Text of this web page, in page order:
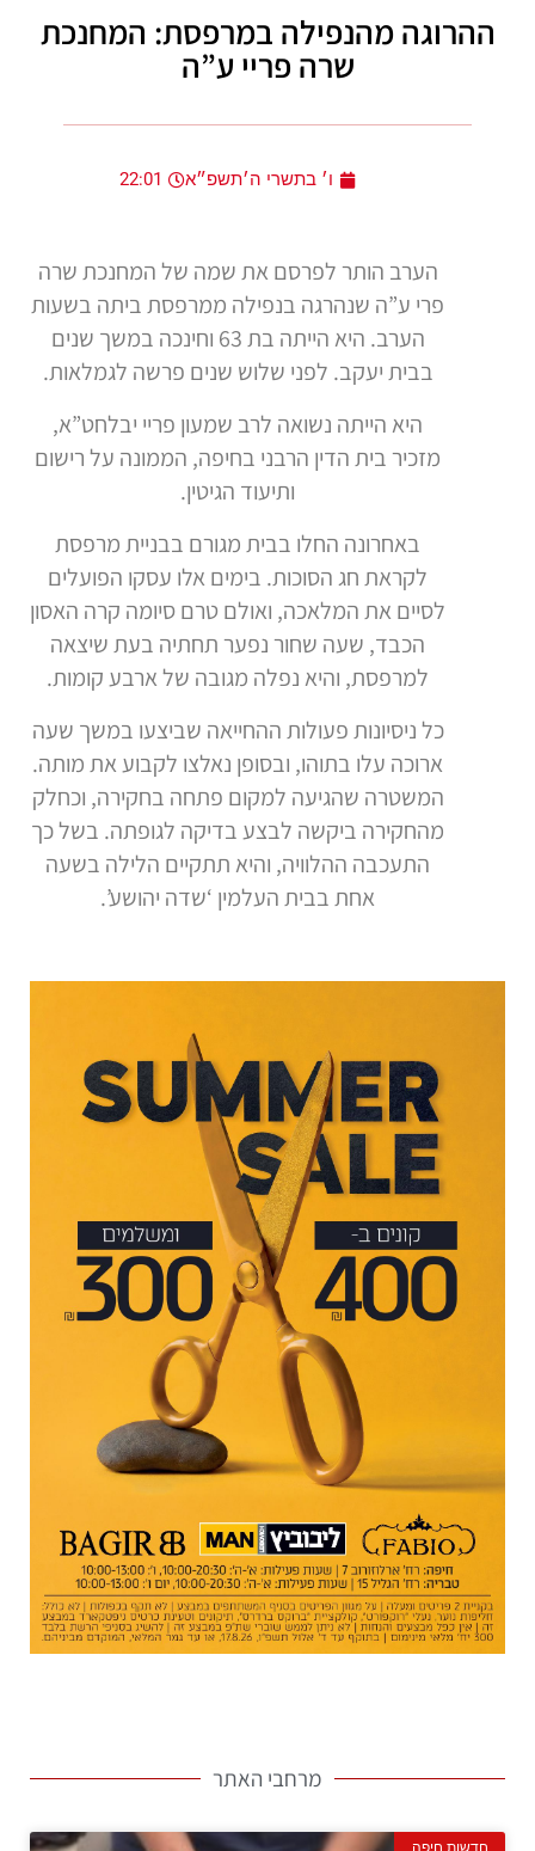
ההרוגה מהנפילה במרפסת: המחנכת
שרה פריי ע”ה
ו׳ בתשרי ה׳תשפ״א 22:01
הערב הותר לפרסם את שמה של המחנכת שרה
פרי ע”ה שנהרגה בנפילה ממרפסת ביתה בשעות
הערב. היא הייתה בת 63 וחינכה במשך שנים
בבית יעקב. לפני שלוש שנים פרשה לגמלאות.
היא הייתה נשואה לרב שמעון פריי יבלחט”א,
מזכיר בית הדין הרבני בחיפה, הממונה על רישום
ותיעוד הגיטין.
באחרונה החלו בבית מגורם בבניית מרפסת
לקראת חג הסוכות. בימים אלו עסקו הפועלים
לסיים את המלאכה, ואולם טרם סיומה קרה האסון
הכבד, שעה שחור נפער תחתיה בעת שיצאה
למרפסת, והיא נפלה מגובה של ארבע קומות.
כל ניסיונות פעולות ההחייאה שביצעו במשך שעה
ארוכה עלו בתוהו, ובסופן נאלצו לקבוע את מותה.
המשטרה שהגיעה למקום פתחה בחקירה, וכחלק
מהחקירה ביקשה לבצע בדיקה לגופתה. בשל כך
התעכבה ההלוויה, והיא תתקיים הלילה בשעה
אחת בבית העלמין ‘שדה יהושע’.
מרחבי האתר